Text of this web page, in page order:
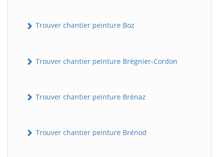
Trouver chantier peinture Boz
Trouver chantier peinture Brégnier-Cordon
Trouver chantier peinture Brénaz
Trouver chantier peinture Brénod